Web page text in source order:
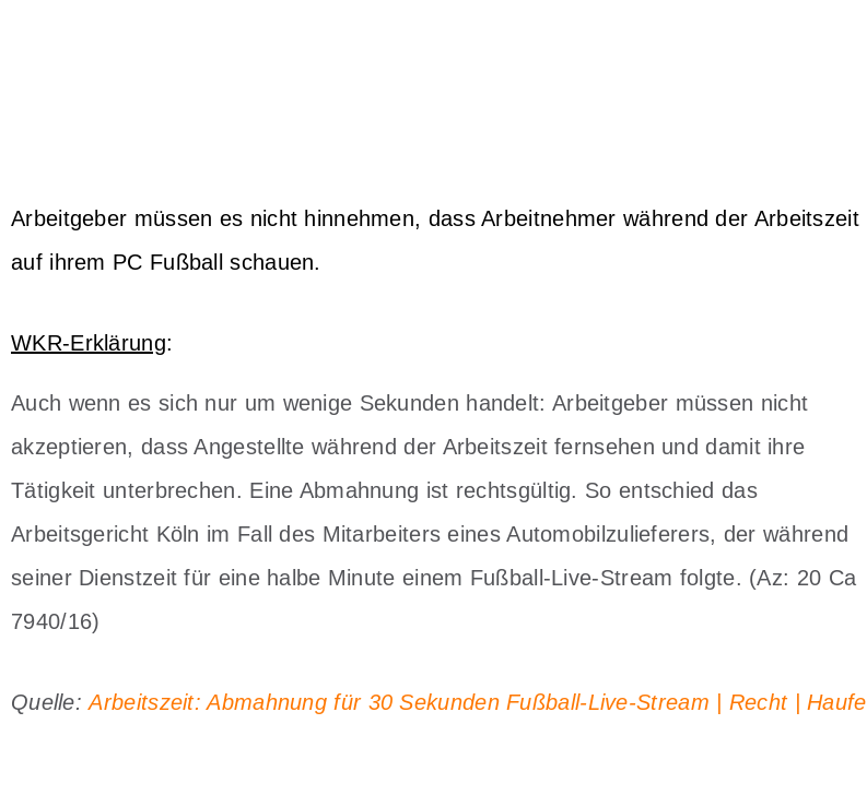
Arbeitgeber müssen es nicht hinnehmen, dass Arbeitnehmer während der Arbeitszeit
auf ihrem PC Fußball schauen.
WKR-Erklärung:
Auch wenn es sich nur um wenige Sekunden handelt: Arbeitgeber müssen nicht
akzeptieren, dass Angestellte während der Arbeitszeit fernsehen und damit ihre
Tätigkeit unterbrechen. Eine Abmahnung ist rechtsgültig. So entschied das
Arbeitsgericht Köln im Fall des Mitarbeiters eines Automobilzulieferers, der während
seiner Dienstzeit für eine halbe Minute einem Fußball-Live-Stream folgte. (Az: 20 Ca
7940/16)
Quelle:Arbeitszeit: Abmahnung für 30 Sekunden Fußball-Live-Stream | Recht | Haufe